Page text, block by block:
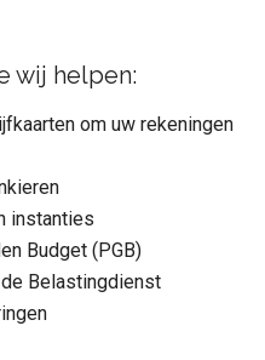
wij helpen:
om uw rekeningen
instanties
Budget (PGB)
de Belastingdienst